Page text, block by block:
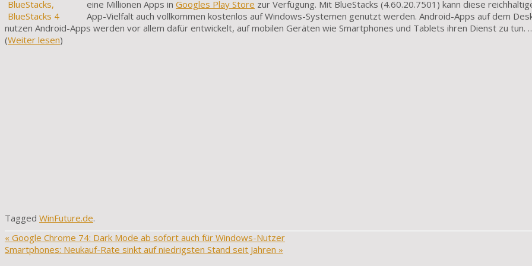
eine Millionen Apps in Googles Play Store zur Verfügung. Mit BlueStacks (4.60.20.7501) kann diese
App-Vielfalt auch vollkommen kostenlos auf Windows-Systemen genutzt werden. Android-Apps auf dem
nutzen Android-Apps werden vor allem dafür entwickelt, auf mobilen Geräten wie Smartphones und Tablets ihren Dienst zu tun.
(Weiter lesen)
Tagged WinFuture.de.
« Google Chrome 74: Dark Mode ab sofort auch für Windows-Nutzer
Smartphones: Neukauf-Rate sinkt auf niedrigsten Stand seit Jahren »